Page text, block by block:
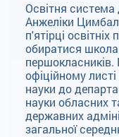
Освітня система
Анжеліки
п'ятірці
обиратися
офіційному
науки до
науки обласних
державних
загальної